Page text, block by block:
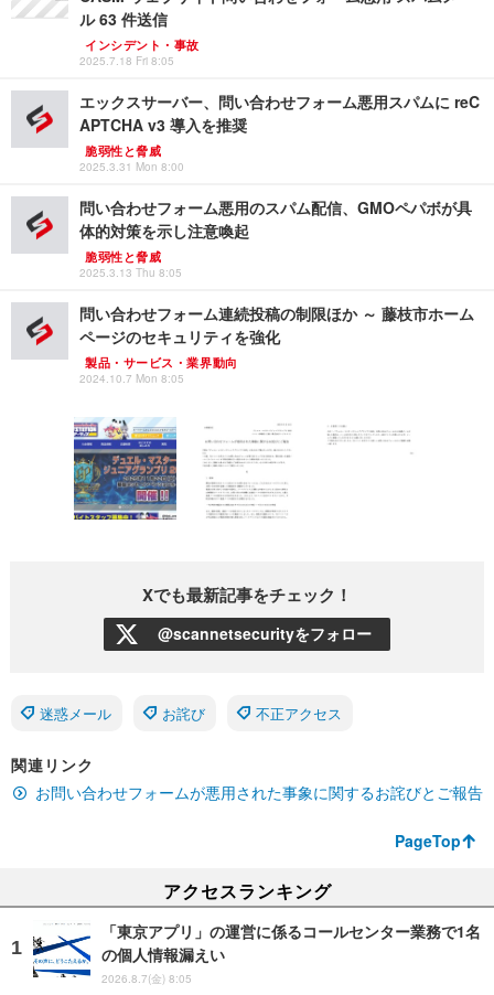
ル 63 件送信
インシデント・事故
2025.7.18 Fri 8:05
エックスサーバー、問い合わせフォーム悪用スパムに reC
APTCHA v3 導入を推奨
脆弱性と脅威
2025.3.31 Mon 8:00
問い合わせフォーム悪用のスパム配信、GMOペパボが具
体的対策を示し注意喚起
脆弱性と脅威
2025.3.13 Thu 8:05
問い合わせフォーム連続投稿の制限ほか ～ 藤枝市ホーム
ページのセキュリティを強化
製品・サービス・業界動向
2024.10.7 Mon 8:05
Xでも最新記事をチェック！
@scannetsecurityをフォロー
迷惑メール お詫び 不正アクセス
関連リンク
お問い合わせフォームが悪用された事象に関するお詫びとご報告
PageTop
アクセスランキング
「東京アプリ」の運営に係るコールセンター業務で1名
の個人情報漏えい
2026.8.7(金) 8:05